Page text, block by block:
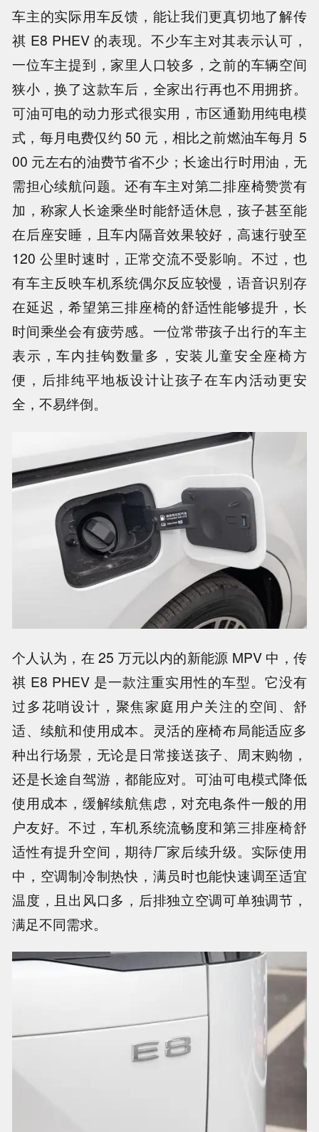
车主的实际用车反馈，能让我们更真切地了解传
祺 E8 PHEV 的表现。不少车主对其表示认可，
一位车主提到，家里人口较多，之前的车辆空间
狭小，换了这款车后，全家出行再也不用拥挤。
可油可电的动力形式很实用，市区通勤用纯电模
式，每月电费仅约 50 元，相比之前燃油车每月 5
00 元左右的油费节省不少；长途出行时用油，无
需担心续航问题。还有车主对第二排座椅赞赏有
加，称家人长途乘坐时能舒适休息，孩子甚至能
在后座安睡，且车内隔音效果较好，高速行驶至
120 公里时速时，正常交流不受影响。不过，也
有车主反映车机系统偶尔反应较慢，语音识别存
在延迟，希望第三排座椅的舒适性能够提升，长
时间乘坐会有疲劳感。一位常带孩子出行的车主
表示，车内挂钩数量多，安装儿童安全座椅方
便，后排纯平地板设计让孩子在车内活动更安
全，不易绊倒。
个人认为，在 25 万元以内的新能源 MPV 中，传
祺 E8 PHEV 是一款注重实用性的车型。它没有
过多花哨设计，聚焦家庭用户关注的空间、舒
适、续航和使用成本。灵活的座椅布局能适应多
种出行场景，无论是日常接送孩子、周末购物，
还是长途自驾游，都能应对。可油可电模式降低
使用成本，缓解续航焦虑，对充电条件一般的用
户友好。不过，车机系统流畅度和第三排座椅舒
适性有提升空间，期待厂家后续升级。实际使用
中，空调制冷制热快，满员时也能快速调至适宜
温度，且出风口多，后排独立空调可单独调节，
满足不同需求。